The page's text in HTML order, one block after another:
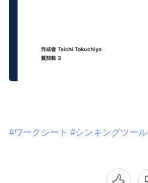
#ワークシート #シンキングツール